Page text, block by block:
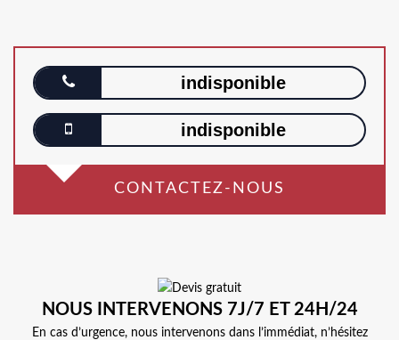
indisponible
indisponible
CONTACTEZ-NOUS
NOUS INTERVENONS 7J/7 ET 24H/24
En cas d’urgence, nous intervenons dans l’immédiat, n’hésitez